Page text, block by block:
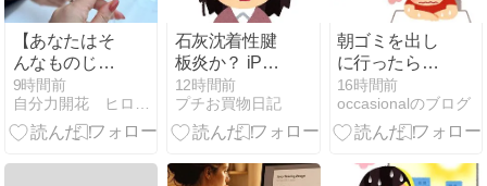
【あなたはそ
んなものじゃ
ない】望む全
てを手に入れ
ていい
9時間前
自分力開花 ヒロイン不在はもう終わり 星詠み×心理学
石灰沈着性腱
板炎か？ iPad
の持ち過ぎ
か？
12時間前
プチお買物日記
朝ゴミを出し
に行ったら、
めまいがする
ほど暑かった
16時間前
occasionalのブログ